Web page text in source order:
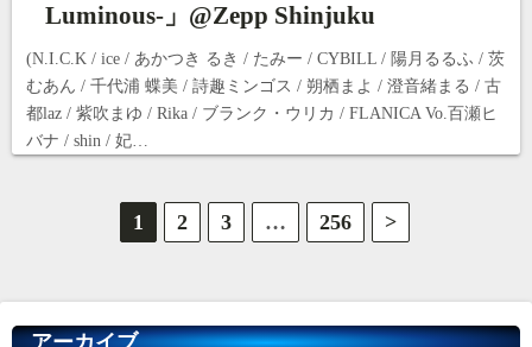
Luminous-」@Zepp Shinjuku
(N.I.C.K / ice / あかつき るき / たみー / CYBILL / 陽月るるふ / 茨
むあん / 千代浦 蝶美 / 詩趣ミンゴス / 朔栖まよ / 澄音緒まる / 古
都laz / 紫吹まゆ / Rika / ブランク・ウリカ / FLANICA Vo.百瀬ヒ
バナ / shin / 妃…
1 2 3 … 256 >
アーカイブ